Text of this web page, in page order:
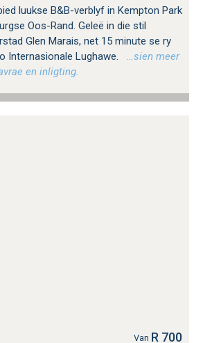
luukse B&B-verblyf in Kempton Park
Oos-Rand. Geleë in die stil
Glen Marais, net 15 minute se ry
Internasionale Lughawe.
…sien meer
en inligting.
Van R 700